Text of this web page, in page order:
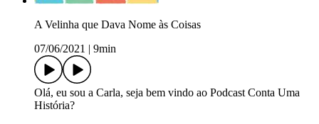
A Velinha que Dava Nome às Coisas
07/06/2021
9min
Olá, eu sou a Carla, seja bem vindo ao Podcast Conta Uma
História?